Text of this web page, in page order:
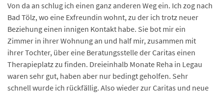
Von da an schlug ich einen ganz anderen Weg ein. Ich zog nach
Bad Tölz, wo eine Exfreundin wohnt, zu der ich trotz neuer
Beziehung einen innigen Kontakt habe. Sie bot mir ein
Zimmer in ihrer Wohnung an und half mir, zusammen mit
ihrer Tochter, über eine Beratungsstelle der Caritas einen
Therapieplatz zu finden. Dreieinhalb Monate Reha in Legau
waren sehr gut, haben aber nur bedingt geholfen. Sehr
schnell wurde ich rückfällig. Also wieder zur Caritas und neue